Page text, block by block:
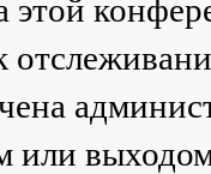
этой
или